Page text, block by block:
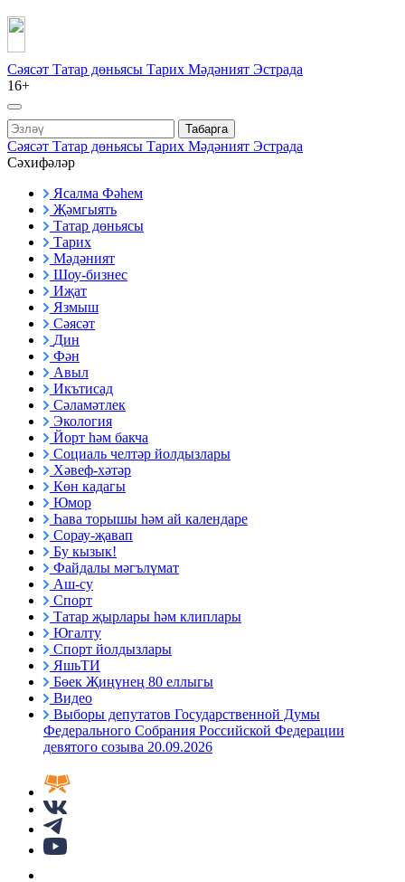
Сәясәт Татар дөньясы Тарих Мәдәният Эстрада
16+
Табарга
Сәясәт Татар дөньясы Тарих Мәдәният Эстрада
Сәхифәләр
Ясалма Фәһем
Җәмгыять
Татар дөньясы
Тарих
Мәдәният
Шоу-бизнес
Иҗат
Язмыш
Сәясәт
Дин
Фән
Авыл
Икътисад
Сәламәтлек
Экология
Йорт һәм бакча
Социаль челтәр йолдызлары
Хәвеф-хәтәр
Көн кадагы
Юмор
Һава торышы һәм ай календаре
Сорау-җавап
Бу кызык!
Файдалы мәгълүмат
Аш-су
Спорт
Татар җырлары һәм клиплары
Югалту
Спорт йолдызлары
ЯшьТИ
Бөек Җиңүнең 80 еллыгы
Видео
Выборы депутатов Государственной Думы
Федерального Собрания Российской Федерации
девятого созыва 20.09.2026